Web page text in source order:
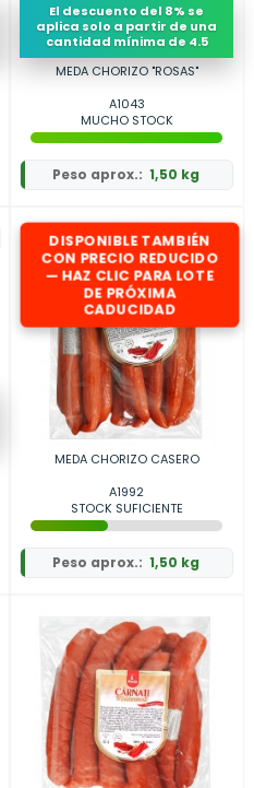
El descuento del 8% se
aplica solo a partir de una
cantidad mínima de 4.5
MEDA CHORIZO "ROSAS"
A1043
MUCHO STOCK
Peso aprox.: 1,50 kg
DISPONIBLE TAMBIÉN
CON PRECIO REDUCIDO
— HAZ CLIC PARA LOTE
DE PRÓXIMA
CADUCIDAD
MEDA CHORIZO CASERO
A1992
STOCK SUFICIENTE
Peso aprox.: 1,50 kg